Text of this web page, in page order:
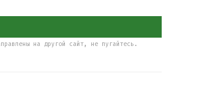
на другой сайт, не пугайтесь.